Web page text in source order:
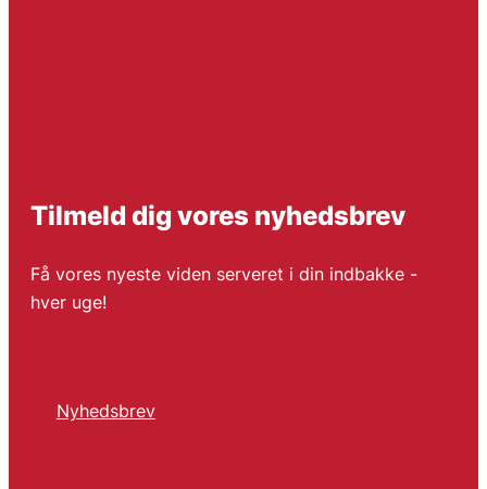
Tilmeld dig vores nyhedsbrev
Få vores nyeste viden serveret i din indbakke -
hver uge!
Nyhedsbrev